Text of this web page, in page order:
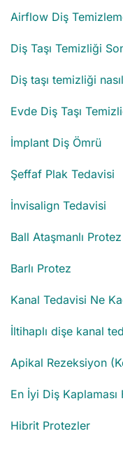
Airflow Diş
Diş Taşı Temizliği
Diş taşı temizliği
Evde Diş Taşı
İmplant Diş Ömrü
Şeffaf Plak Tedavisi
İnvisalign Tedavisi
Ball Ataşmanlı Protez
Barlı Protez
Kanal Tedavisi Ne
İltihaplı dişe kanal
Apikal Rezeksiyon
En İyi Diş
Hibrit Protezler